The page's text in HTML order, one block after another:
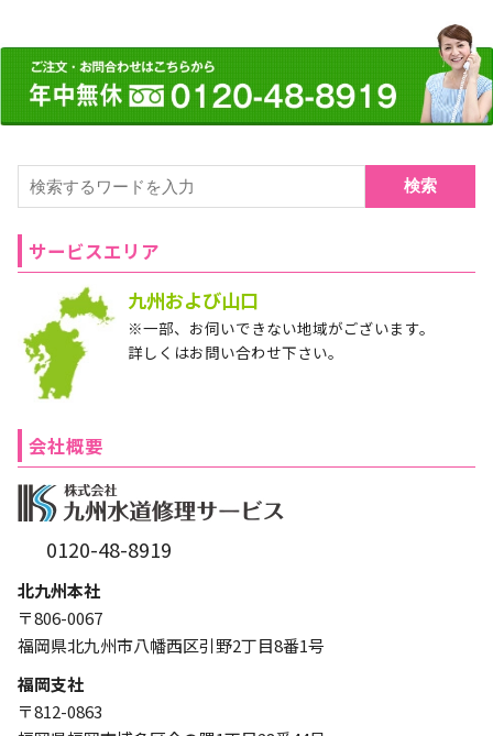
検索
サービスエリア
九州および山口
※一部、お伺いできない地域がございます。
詳しくはお問い合わせ下さい。
会社概要
0120-48-8919
北九州本社
〒806-0067
福岡県北九州市八幡西区引野2丁目8番1号
福岡支社
〒812-0863